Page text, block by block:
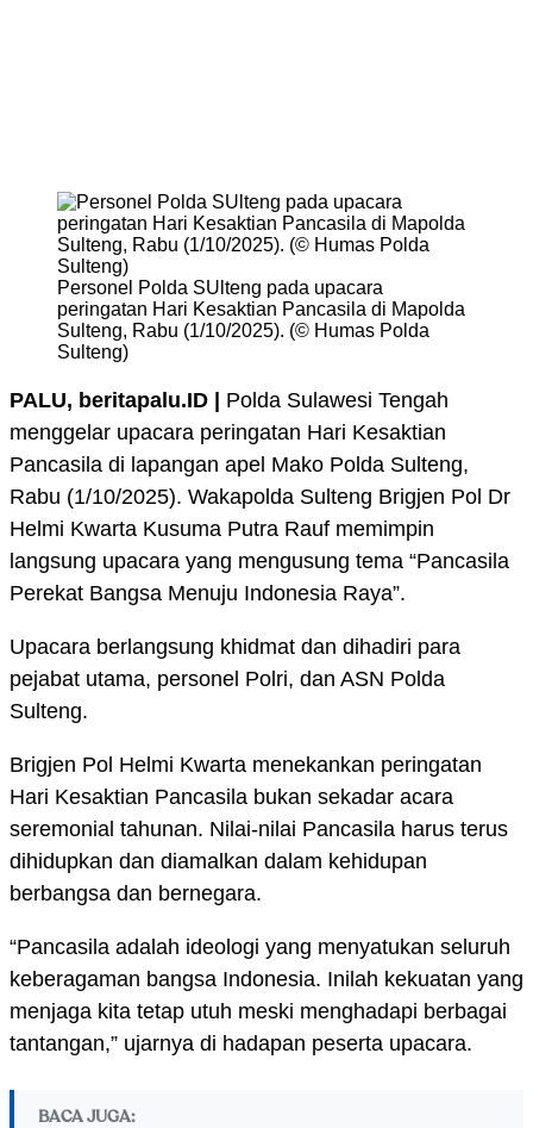
Personel Polda SUlteng pada upacara
peringatan Hari Kesaktian Pancasila di Mapolda
Sulteng, Rabu (1/10/2025). (© Humas Polda
Sulteng)
PALU, beritapalu.ID | Polda Sulawesi Tengah
menggelar upacara peringatan Hari Kesaktian
Pancasila di lapangan apel Mako Polda Sulteng,
Rabu (1/10/2025). Wakapolda Sulteng Brigjen Pol Dr
Helmi Kwarta Kusuma Putra Rauf memimpin
langsung upacara yang mengusung tema “Pancasila
Perekat Bangsa Menuju Indonesia Raya”.
Upacara berlangsung khidmat dan dihadiri para
pejabat utama, personel Polri, dan ASN Polda
Sulteng.
Brigjen Pol Helmi Kwarta menekankan peringatan
Hari Kesaktian Pancasila bukan sekadar acara
seremonial tahunan. Nilai-nilai Pancasila harus terus
dihidupkan dan diamalkan dalam kehidupan
berbangsa dan bernegara.
“Pancasila adalah ideologi yang menyatukan seluruh
keberagaman bangsa Indonesia. Inilah kekuatan yang
menjaga kita tetap utuh meski menghadapi berbagai
tantangan,” ujarnya di hadapan peserta upacara.
BACA JUGA: